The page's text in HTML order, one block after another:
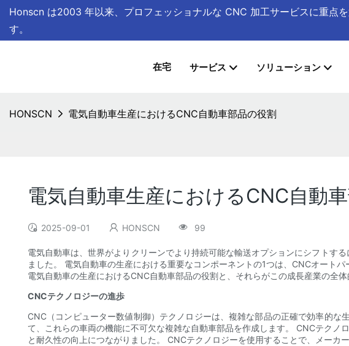
Honscn は2003 年以来、プロフェッショナルな CNC 加工サービスに重点を
す。
在宅 サービス ソリューション
HONSCN 電気自動車生産におけるCNC自動車部品の役割
電気自動車生産におけるCNC自動
2025-09-01 HONSCN 99
電気自動車は、世界がよりクリーンでより持続可能な輸送オプションにシフトす
ました。 電気自動車の生産における重要なコンポーネントの1つは、CNCオート
電気自動車の生産におけるCNC自動車部品の役割と、それらがこの成長産業の全
CNCテクノロジーの進歩
CNC（コンピューター数値制御）テクノロジーは、複雑な部品の正確で効率的
て、これらの車両の機能に不可欠な複雑な自動車部品を作成します。 CNCテク
と耐久性の向上につながりました。 CNCテクノロジーを使用することで、メーカ